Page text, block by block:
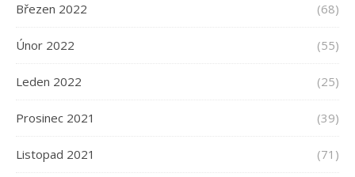
Březen 2022 (68)
Únor 2022 (55)
Leden 2022 (25)
Prosinec 2021 (39)
Listopad 2021 (71)